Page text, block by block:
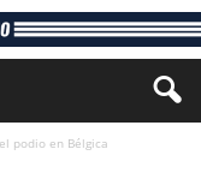
podio en Bélgica